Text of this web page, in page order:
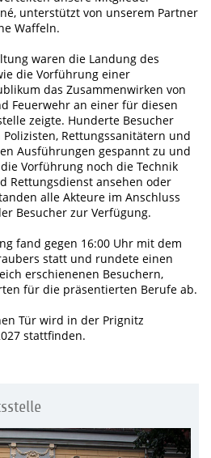
unterstützt von unserem Partner
Waffeln.
waren die Landung des
die Vorführung einer
das Zusammenwirken von
Feuerwehr an einer für diesen
zeigte. Hunderte Besucher
Rettungssanitätern und
Ausführungen gespannt zu und
Vorführung noch die Technik
Rettungsdienst ansehen oder
alle Akteure im Anschluss
Besucher zur Verfügung.
fand gegen 16:00 Uhr mit dem
statt und rundete einen
erschienenen Besuchern,
für die präsentierten Berufe ab.
Tür wird in der Prignitz
stattfinden.